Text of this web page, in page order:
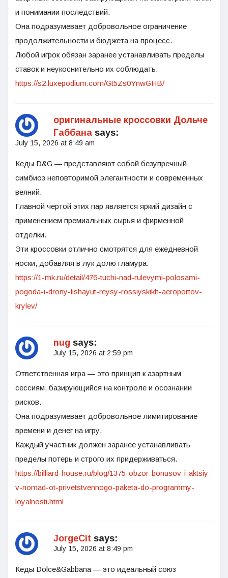
и понимании последствий.
Она подразумевает добровольное ограничение
продолжительности и бюджета на процесс.
Любой игрок обязан заранее устанавливать пределы
ставок и неукоснительно их соблюдать.
https://s2.luxepodium.com/Gt5Zs0YnwGHB/
оригинальные кроссовки Дольче
Габбана says:
July 15, 2026 at 8:49 am
Кеды D&G — представляют собой безупречный
симбиоз неповторимой элегантности и современных
веяний.
Главной чертой этих пар является яркий дизайн с
применением премиальных сырья и фирменной
отделки.
Эти кроссовки отлично смотрятся для ежедневной
носки, добавляя в лук долю гламура.
https://1-mk.ru/detail/476-tuchi-nad-rulevymi-polosami-
pogoda-i-drony-lishayut-reysy-rossiyskikh-aeroportov-
krylev/
nug says:
July 15, 2026 at 2:59 pm
Ответственная игра — это принцип к азартным
сессиям, базирующийся на контроле и осознании
рисков.
Она подразумевает добровольное лимитирование
времени и денег на игру.
Каждый участник должен заранее устанавливать
пределы потерь и строго их придерживаться.
https://billiard-house.ru/blog/1375-obzor-bonusov-i-aktsiy-
v-nomad-ot-privetstvennogo-paketa-do-programmy-
loyalnosti.html
JorgeCit says:
July 15, 2026 at 8:49 pm
Кеды Dolce&Gabbana — это идеальный союз